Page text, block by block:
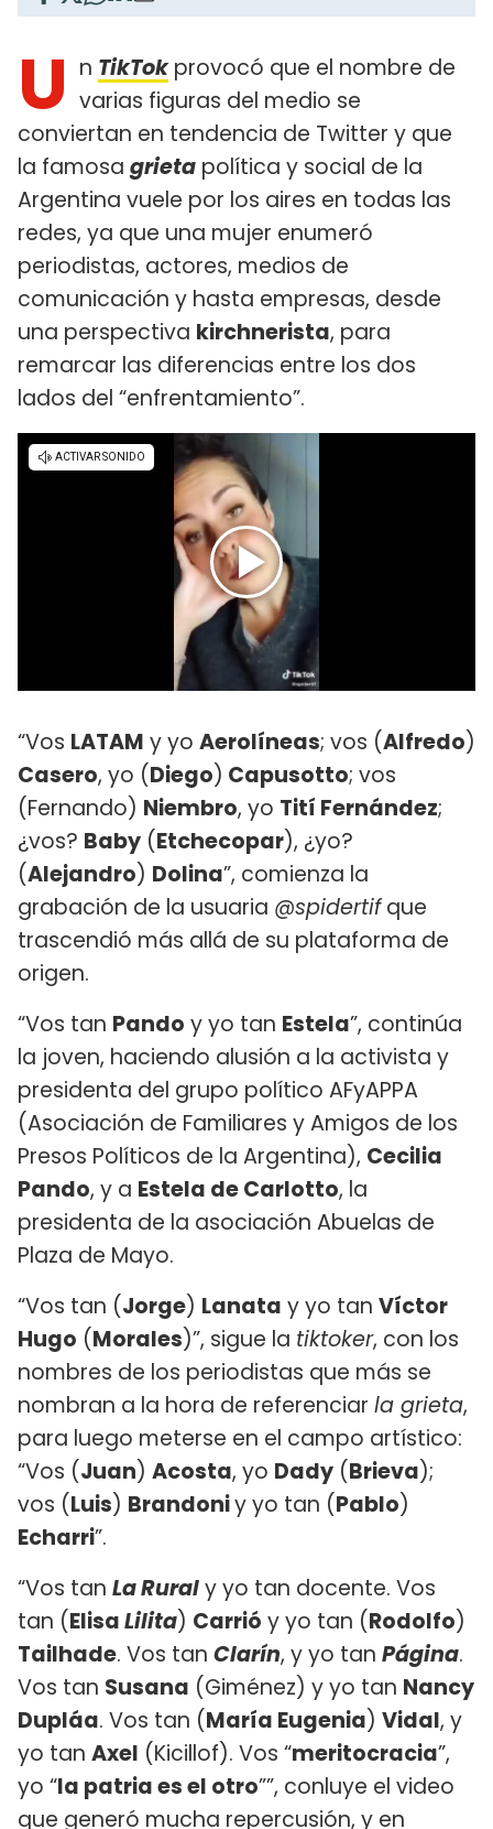
U n TikTokprovocó que el nombre de
varias figuras del medio se
conviertan en tendencia de Twitter y que
la famosa grieta política y social de la
Argentina vuele por los aires en todas las
redes, ya que una mujer enumeró
periodistas, actores, medios de
comunicación y hasta empresas, desde
una perspectiva kirchnerista, para
remarcar las diferencias entre los dos
lados del “enfrentamiento”.
“Vos LATAM y yo Aerolíneas; vos (Alfredo)
Casero, yo (Diego) Capusotto; vos
(Fernando) Niembro, yo Tití Fernández;
¿vos? Baby (Etchecopar), ¿yo?
(Alejandro) Dolina”, comienza la
grabación de la usuaria @spidertifque
trascendió más allá de su plataforma de
origen.
“Vos tan Pando y yo tan Estela”, continúa
la joven, haciendo alusión a la activista y
presidenta del grupo político AFyAPPA
(Asociación de Familiares y Amigos de los
Presos Políticos de la Argentina), Cecilia
Pando, y a Estela de Carlotto, la
presidenta de la asociación Abuelas de
Plaza de Mayo.
“Vos tan (Jorge) Lanata y yo tan Víctor
Hugo (Morales)”, sigue la tiktoker, con los
nombres de los periodistas que más se
nombran a la hora de referenciar la grieta,
para luego meterse en el campo artístico:
“Vos (Juan) Acosta, yo Dady (Brieva);
vos (Luis) Brandoniy yo tan (Pablo)
Echarri”.
“Vos tan La Ruraly yo tan docente. Vos
tan (ElisaLilita) Carrió y yo tan (Rodolfo)
Tailhade. Vos tan Clarín, y yo tan Página.
Vos tan Susana (Giménez) y yo tan Nancy
Dupláa. Vos tan (María Eugenia) Vidal, y
yo tan Axel (Kicillof). Vos “meritocracia”,
yo “la patria es el otro””, conluye el video
que generó mucha repercusión, y en